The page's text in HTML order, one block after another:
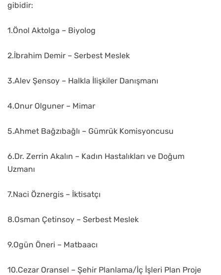
gibidir:
1.Önol Aktolga – Biyolog
2.İbrahim Demir – Serbest Meslek
3.Alev Şensoy – Halkla İlişkiler Danışmanı
4.Onur Olguner – Mimar
5.Ahmet Bağzıbağlı – Gümrük Komisyoncusu
6.Dr. Zerrin Akalın – Kadın Hastalıkları ve Doğum
Uzmanı
7.Naci Öznergis – İktisatçı
8.Osman Çetinsoy – Serbest Meslek
9.Ogün Öneri – Matbaacı
10.Cezar Oransel – Şehir Planlama/İç İşleri Plan Proje